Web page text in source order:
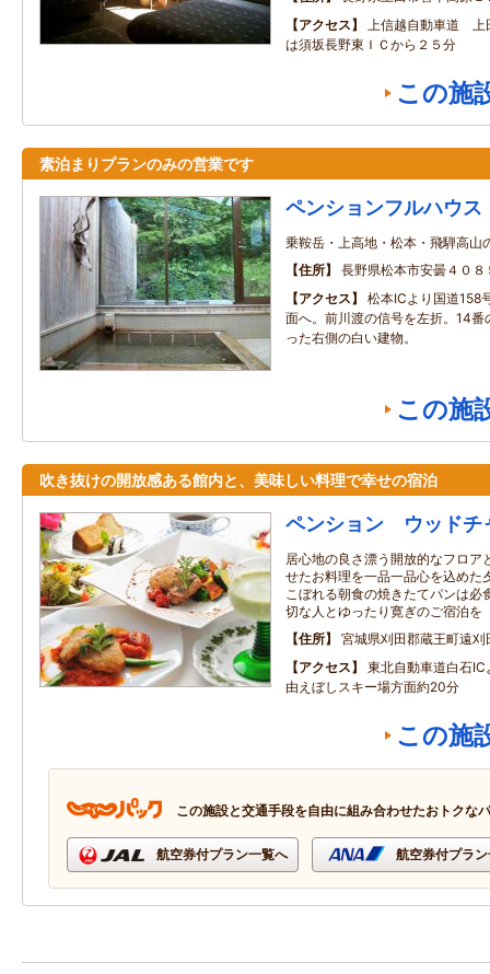
アクセス
上信越自動車道
は須坂長野東ＩＣから２５分
この施
素泊まりプランのみの営業です
ペンションフルハウス
乗鞍岳・上高地・松本・飛騨高山
住所
長野県松本市安曇４０８
アクセス
松本ICより国道158
面へ。前川渡の信号を左折。14
った右側の白い建物。
この施
吹き抜けの開放感ある館内と、美味しい料理で幸せの宿泊
ペンション ウッドチ
居心地の良さ漂う開放的なフロア
せたお料理を一品一品心を込めた
こぼれる朝食の焼きたてパンは必
切な人とゆったり寛ぎのご宿泊を
住所
宮城県刈田郡蔵王町遠
アクセス
東北自動車道白石
由えぼしスキー場方面約20分
この施
この施設と交通手段を自由に組み合わせたおトクな
航空券付プラン一覧へ 航空券付プラ